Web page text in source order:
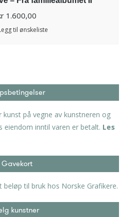
1.600,00
til ønskeliste
på vegne av kunstneren og
eiendom inntil varen er betalt. Les
Gavekort
beløp til bruk hos Norske Grafikere.
kunstner